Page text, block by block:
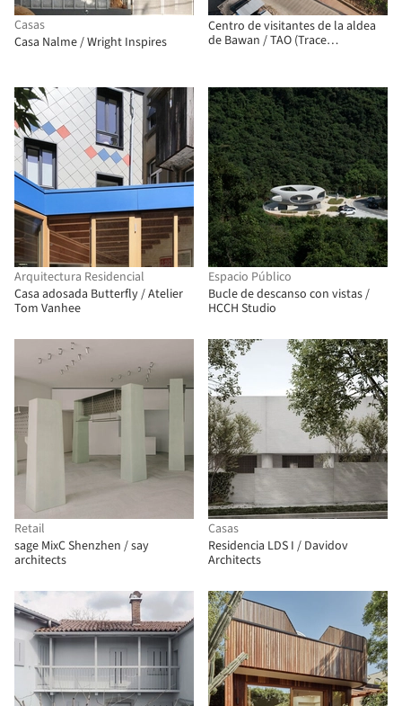
Casas
Casa Nalme / Wright Inspires
Centro de visitantes de la aldea
de Bawan / TAO (Trace
Arquitectura Residencial
Casa adosada Butterfly / Atelier
Tom Vanhee
Espacio Público
Bucle de descanso con vistas /
HCCH Studio
Retail
sage MixC Shenzhen / say
architects
Casas
Residencia LDS I / Davidov
Architects